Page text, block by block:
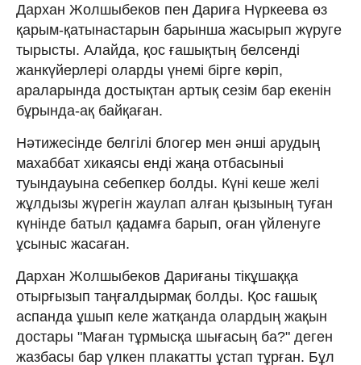
Дархан Жолшыбеков пен Дариға Нүркеева өз
қарым-қатынастарын барынша жасырып жүруге
тырысты. Алайда, қос ғашықтың белсенді
жанкүйерлері оларды үнемі бірге көріп,
араларында достықтан артық сезім бар екенін
бұрында-ақ байқаған.
Нәтижесінде белгілі блогер мен әнші арудың
махаббат хикаясы енді жаңа отбасыныі
туындауына себепкер болды. Күні кеше желі
жұлдызы жүрегін жаулап алған қызының туған
күнінде батыл қадамға барып, оған үйленуге
ұсыныс жасаған.
Дархан Жолшыбеков Дариғаны тікұшаққа
отырғызып таңғалдырмақ болды. Қос ғашық
аспанда ұшып келе жатқанда олардың жақын
достары "Маған тұрмысқа шығасың ба?" деген
жазбасы бар үлкен плакатты ұстап тұрған. Бұл